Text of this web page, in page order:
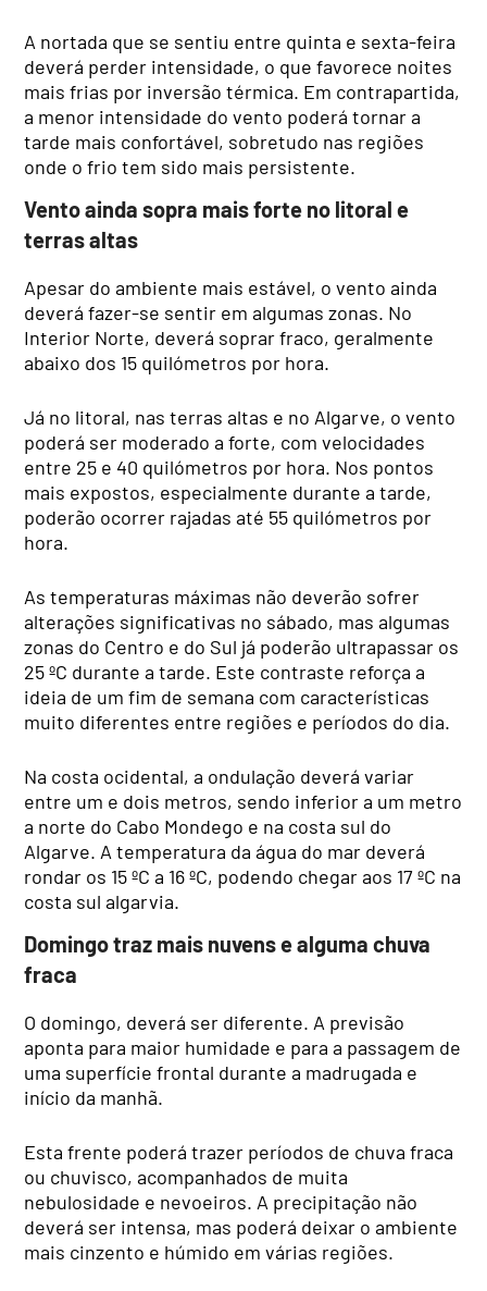
A nortada que se sentiu entre quinta e sexta-feira
deverá perder intensidade, o que favorece noites
mais frias por inversão térmica. Em contrapartida,
a menor intensidade do vento poderá tornar a
tarde mais confortável, sobretudo nas regiões
onde o frio tem sido mais persistente.
Vento ainda sopra mais forte no litoral e
terras altas
Apesar do ambiente mais estável, o vento ainda
deverá fazer-se sentir em algumas zonas. No
Interior Norte, deverá soprar fraco, geralmente
abaixo dos 15 quilómetros por hora.
Já no litoral, nas terras altas e no Algarve, o vento
poderá ser moderado a forte, com velocidades
entre 25 e 40 quilómetros por hora. Nos pontos
mais expostos, especialmente durante a tarde,
poderão ocorrer rajadas até 55 quilómetros por
hora.
As temperaturas máximas não deverão sofrer
alterações significativas no sábado, mas algumas
zonas do Centro e do Sul já poderão ultrapassar os
25 ºC durante a tarde. Este contraste reforça a
ideia de um fim de semana com características
muito diferentes entre regiões e períodos do dia.
Na costa ocidental, a ondulação deverá variar
entre um e dois metros, sendo inferior a um metro
a norte do Cabo Mondego e na costa sul do
Algarve. A temperatura da água do mar deverá
rondar os 15 ºC a 16 ºC, podendo chegar aos 17 ºC na
costa sul algarvia.
Domingo traz mais nuvens e alguma chuva
fraca
O domingo, deverá ser diferente. A previsão
aponta para maior humidade e para a passagem de
uma superfície frontal durante a madrugada e
início da manhã.
Esta frente poderá trazer períodos de chuva fraca
ou chuvisco, acompanhados de muita
nebulosidade e nevoeiros. A precipitação não
deverá ser intensa, mas poderá deixar o ambiente
mais cinzento e húmido em várias regiões.